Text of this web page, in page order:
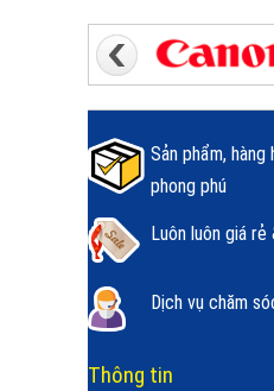
Sản phẩm, hàng
phong phú
Luôn luôn giá rẻ
Dịch vụ chăm
Thông tin